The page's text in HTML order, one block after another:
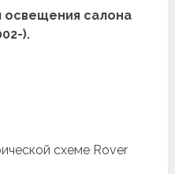
освещения салона
).
схеме Rover